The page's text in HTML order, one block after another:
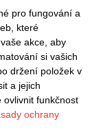
Ayoub
#17 Vínová
Hráčské Dresy
pro fungování a
které
akce, aby
si vašich
držení položek v
a jejich
funkčnost
ochrany